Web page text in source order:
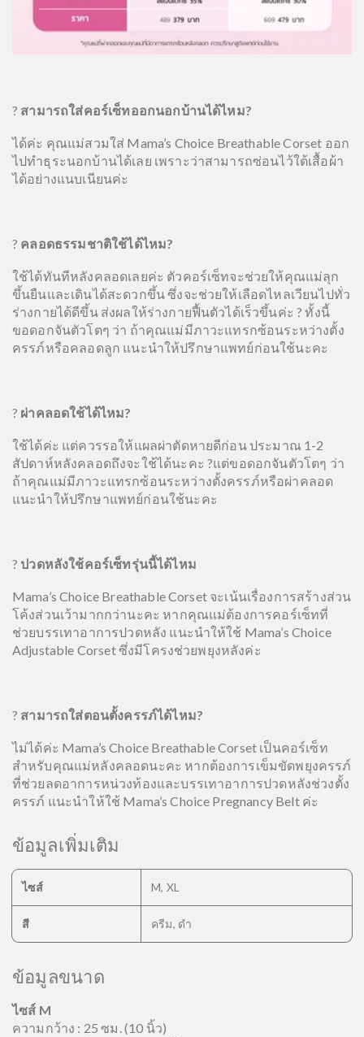
? สามารถใส่คอร์เซ็ทออกนอกบ้านได้ไหม?
ได้ค่ะ คุณแม่สวมใส่ Mama’s Choice Breathable Corset ออก
ไปทำธุระนอกบ้านได้เลย เพราะว่าสามารถซ่อนไว้ใต้เสื้อผ้า
ได้อย่างแนบเนียนค่ะ
? คลอดธรรมชาติใช้ได้ไหม?
ใช้ได้ทันทีหลังคลอดเลยค่ะ ตัวคอร์เซ็ทจะช่วยให้คุณแม่ลุก
ขึ้นยืนและเดินได้สะดวกขึ้น ซึ่งจะช่วยให้เลือดไหลเวียนไปทั่ว
ร่างกายได้ดีขึ้น ส่งผลให้ร่างกายฟื้นตัวได้เร็วขึ้นค่ะ?ทั้งนี้
ขอดอกจันตัวโตๆ ว่า ถ้าคุณแม่มีภาวะแทรกซ้อนระหว่างตั้ง
ครรภ์หรือคลอดลูก แนะนำให้ปรึกษาแพทย์ก่อนใช้นะคะ
? ผ่าคลอดใช้ได้ไหม?
ใช้ได้ค่ะ แต่ควรรอให้แผลผ่าตัดหายดีก่อน ประมาณ 1-2
สัปดาห์หลังคลอดถึงจะใช้ได้นะคะ?แต่ขอดอกจันตัวโตๆ ว่า
ถ้าคุณแม่มีภาวะแทรกซ้อนระหว่างตั้งครรภ์หรือผ่าคลอด
แนะนำให้ปรึกษาแพทย์ก่อนใช้นะคะ
? ปวดหลังใช้คอร์เซ็ทรุ่นนี้ได้ไหม
Mama’s Choice Breathable Corset จะเน้นเรื่องการสร้างส่วน
โค้งส่วนเว้ามากกว่านะคะ หากคุณแม่ต้องการคอร์เซ็ทที่
ช่วยบรรเทาอาการปวดหลัง แนะนำให้ใช้ Mama’s Choice
Adjustable Corsetซึ่งมีโครงช่วยพยุงหลังค่ะ
? สามารถใส่ตอนตั้งครรภ์ได้ไหม?
ไม่ได้ค่ะ Mama’s Choice Breathable Corset เป็นคอร์เซ็ท
สำหรับคุณแม่หลังคลอดนะคะ หากต้องการเข็มขัดพยุงครรภ์
ที่ช่วยลดอาการหน่วงท้องและบรรเทาอาการปวดหลังช่วงตั้ง
ครรภ์ แนะนำให้ใช้ Mama’s Choice Pregnancy Belt ค่ะ
ข้อมูลเพิ่มเติม
ไซส์ M, XL
สี ครีม, ดำ
ข้อมูลขนาด
ไซส์ M
ความกว้าง : 25 ซม. (10 นิ้ว)